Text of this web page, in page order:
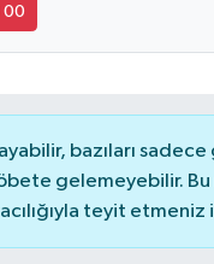
00
bazıları
gelemeyebilir. Bu
teyit etmeniz